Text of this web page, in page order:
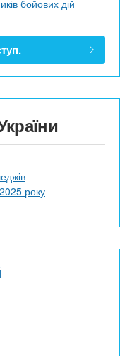
бойових дій
року